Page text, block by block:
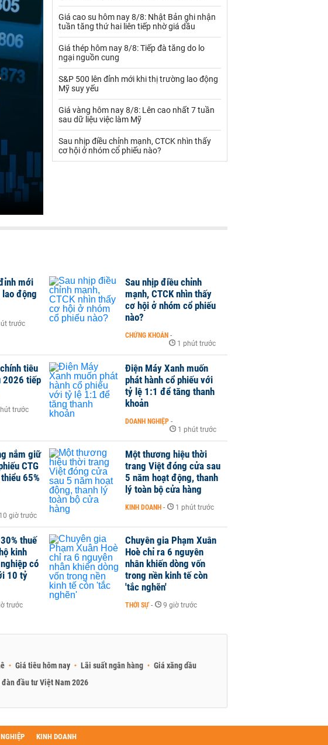
Sữa
Than Thức ăn chăn nuôi
Thủy hải sản khác
Vàng
VLXD khác Xăng dầu
Xi măng - Clynker
Giá cao su hôm nay 8/8: Nhật Bản ghi nhận
tuần tăng thứ hai liên tiếp nhờ giá dầu
Giá thép hôm nay 8/8: Tiếp đà tăng do lo
ngại nguồn cung
S&P 500 lên đỉnh mới khi thị trường lao động
Mỹ suy yếu
Giá vàng hôm nay 8/8: Lên cao nhất 7 tuần
sau dữ liệu việc làm Mỹ
Sau nhịp điều chỉnh mạnh, CTCK nhìn thấy
cơ hội ở nhóm cổ phiếu nào?
mới
động
trước
Sau nhịp điều chỉnh
mạnh, CTCK nhìn thấy
cơ hội ở nhóm cổ phiếu
nào?
CHỨNG KHOÁN -
1 phút trước
tiêu
2026 tiếp
trước
Điện Máy Xanh muốn
phát hành cổ phiếu với
tỷ lệ 1:1 để tăng thanh
khoản
DOANH NGHIỆP -
1 phút trước
nắm giữ
CTG
65%
10 giờ trước
Một thương hiệu thời
trang Việt đóng cửa sau
5 năm hoạt động, thanh
lý toàn bộ cửa hàng
KINH DOANH - 1 phút trước
thuế
kinh
có
10 tỷ
trước
Chuyên gia Phạm Xuân
Hoè chỉ ra 6 nguyên
nhân khiến dòng vốn
trong nền kinh tế còn
'tắc nghẽn'
THỜI SỰ - 9 giờ trước
Giá tiêu hôm nay Lãi suất ngân hàng
Giá xăng dầu
đàn đầu tư Việt Nam 2026
KINH DOANH